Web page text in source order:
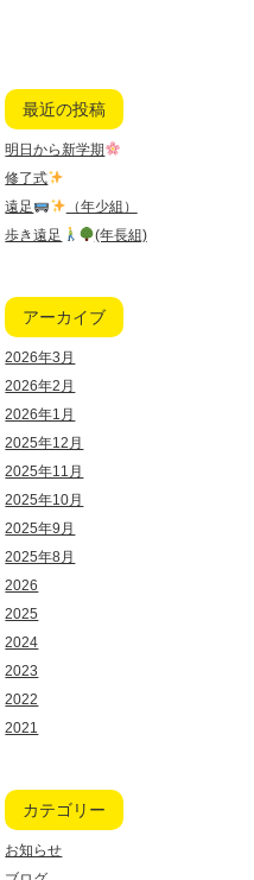
最近の投稿
明日から新学期
修了式
遠足
（年少組）
歩き遠足
(年長組)
アーカイブ
2026年3月
2026年2月
2026年1月
2025年12月
2025年11月
2025年10月
2025年9月
2025年8月
2026
2025
2024
2023
2022
2021
カテゴリー
お知らせ